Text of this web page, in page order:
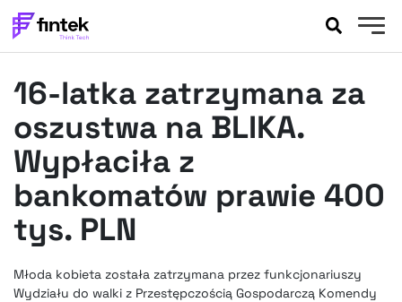
BANKOWOŚĆ
FELIETONY
WYWIADY
LEGAL
PODCASTY
FINTEKEXTRA
OKIEM EKSPERTA
16-latka zatrzymana za
oszustwa na BLIKA.
Wypłaciła z
bankomatów prawie 400
tys. PLN
Młoda kobieta została zatrzymana przez funkcjonariuszy
Wydziału do walki z Przestępczością Gospodarczą Komendy